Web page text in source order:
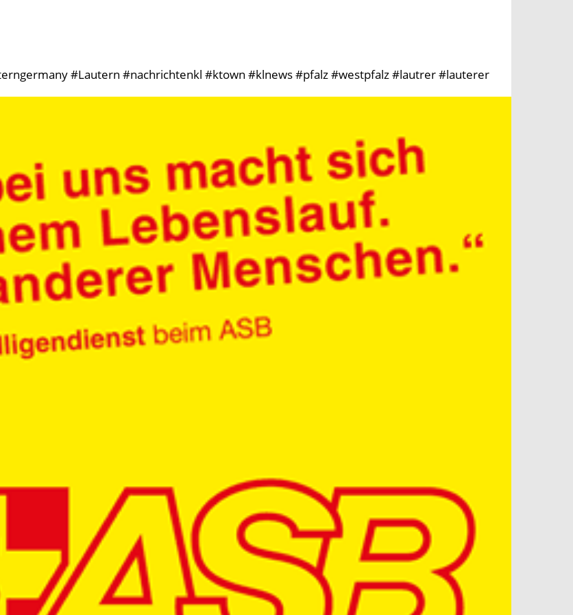
#Lautern #nachrichtenkl #ktown #klnews #pfalz #westpfalz #lautrer #lauterer